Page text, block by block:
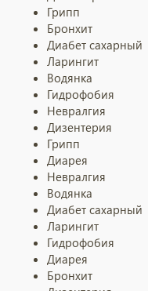
Грипп
Бронхит
Диабет сахарный
Ларингит
Водянка
Гидрофобия
Невралгия
Дизентерия
Грипп
Диарея
Невралгия
Водянка
Диабет сахарный
Ларингит
Гидрофобия
Диарея
Бронхит